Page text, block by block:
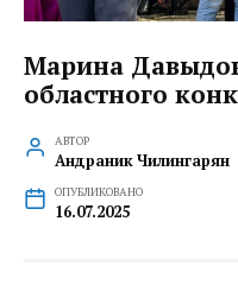
Марина
областного
АВТОР
Андраник Чилингарян
ОПУБЛИКОВАНО
16.07.2025